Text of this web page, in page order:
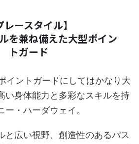
レースタイル】
を兼ね備えた大型ポイン
トガード
イントガードにしてはかなり大
い身体能力と多彩なスキルを持
・ハーダウェイ。
と広い視野、創造性のあるパス